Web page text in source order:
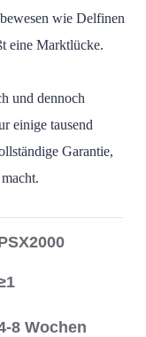
wie Delfinen
eine Marktlücke.
und dennoch
einige tausend
Garantie,
8 Wochen